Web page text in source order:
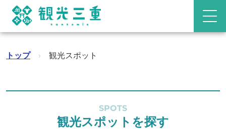
トップ › 観光スポット
SPOTS
観光スポットを探す